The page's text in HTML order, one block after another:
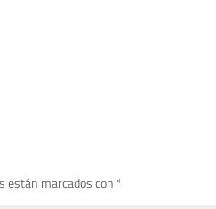
están marcados con *